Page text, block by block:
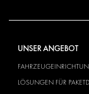
UNSER ANGEBOT
LÖSUNGEN FÜR